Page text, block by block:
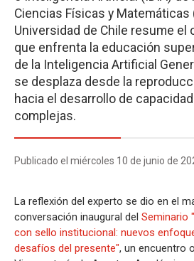
Ciencias Físicas y Matemáticas
Universidad de Chile resume el
que enfrenta la educación
de la Inteligencia Artificial
se desplaza desde la
hacia el desarrollo de
complejas.
Publicado el miércoles 10 de junio de
La reflexión del experto se dio en el
conversación inaugural del Seminario
con sello institucional: nuevos
desafíos del presente", un encuentro